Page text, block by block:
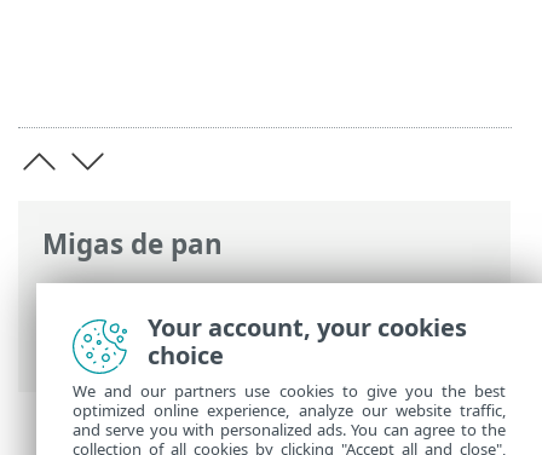
Migas de pan
Ayuda en línea de ESET>ESET Mobile
Security >Trabajar con ESET Mobile
Security > Inspector de red
Your account, your cookies
choice
We and our partners use cookies to give you the best
optimized online experience, analyze our website traffic,
and serve you with personalized ads. You can agree to the
collection of all cookies by clicking "Accept all and close",